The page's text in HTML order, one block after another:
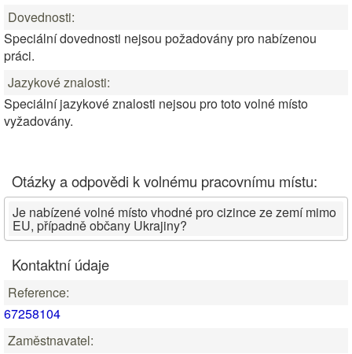
Dovednosti:
Speciální dovednosti nejsou požadovány pro nabízenou
práci.
Jazykové znalosti:
Speciální jazykové znalosti nejsou pro toto volné místo
vyžadovány.
Otázky a odpovědi k volnému pracovnímu místu:
Je nabízené volné místo vhodné pro cizince ze zemí mimo
EU, případně občany Ukrajiny?
Kontaktní údaje
Reference:
67258104
Zaměstnavatel: